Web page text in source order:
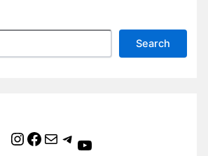
Search
Instagram Facebook Mail Telegram YouTube